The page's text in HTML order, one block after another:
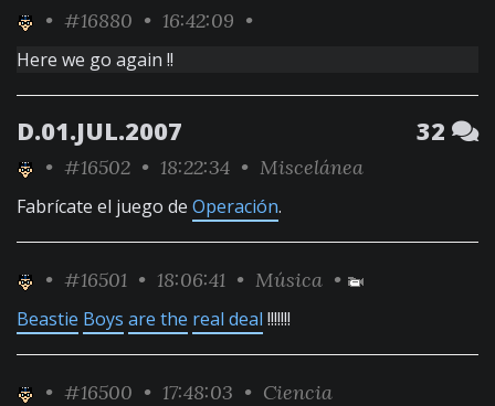
• #16880 • 16:42:09 •
Here we go again !!
D.01.JUL.2007 32
• #16502 • 18:22:34 • Miscelánea
Fabrícate el juego de Operación.
• #16501 • 18:06:41 • Música •
Beastie Boys are the real deal !!!!!!!
• #16500 • 17:48:03 • Ciencia